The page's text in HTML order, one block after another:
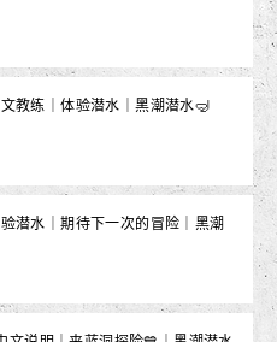
教练｜体验潜水｜黑潮潜水🤿
潜水｜期待下一次的冒险｜黑潮